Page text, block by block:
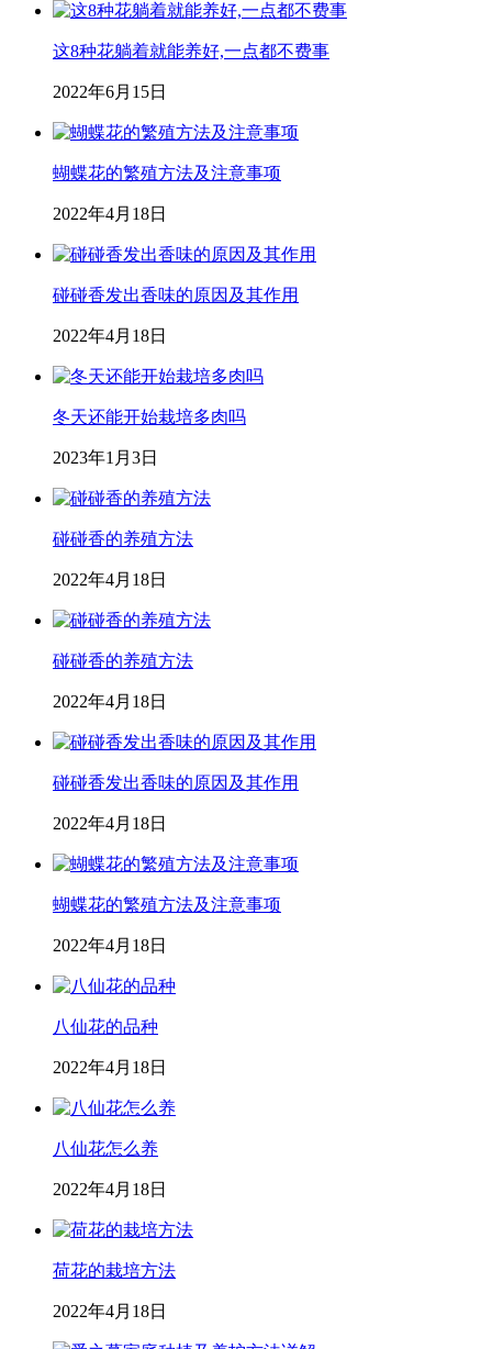
这8种花躺着就能养好,一点都不费事
2022年6月15日
蝴蝶花的繁殖方法及注意事项
2022年4月18日
碰碰香发出香味的原因及其作用
2022年4月18日
冬天还能开始栽培多肉吗
2023年1月3日
碰碰香的养殖方法
2022年4月18日
碰碰香的养殖方法
2022年4月18日
碰碰香发出香味的原因及其作用
2022年4月18日
蝴蝶花的繁殖方法及注意事项
2022年4月18日
八仙花的品种
2022年4月18日
八仙花怎么养
2022年4月18日
荷花的栽培方法
2022年4月18日